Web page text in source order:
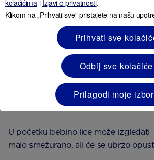
vidi oblike dalje od oko 20 cm – što je
da vidi vaše lice dok je dojite.
Nemojte se uplašiti ako primetite da
povremeno „beže” u različitim
da se spontano povuče oko trećeg
U početku bebino lice može izgledati
malo smežurano, ali će se ubrzo
kolačićimai Izjavi o privatnosti.
Klikom na „Prihvati sve“ pristajete na našu
Prihvati sve
Odbij sve kolačiće
Prilagodi moje